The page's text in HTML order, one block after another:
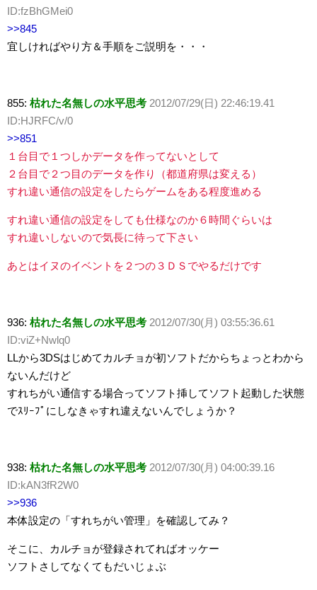
ID:fzBhGMei0
>>845
宜しければやり方＆手順をご説明を・・・
855: 枯れた名無しの水平思考 2012/07/29(日) 22:46:19.41
ID:HJRFC/v/0
>>851
１台目で１つしかデータを作ってないとして
２台目で２つ目のデータを作り（都道府県は変える）
すれ違い通信の設定をしたらゲームをある程度進める
すれ違い通信の設定をしても仕様なのか６時間ぐらいは
すれ違いしないので気長に待って下さい
あとはイヌのイベントを２つの３ＤＳでやるだけです
936: 枯れた名無しの水平思考 2012/07/30(月) 03:55:36.61
ID:viZ+Nwlq0
LLから3DSはじめてカルチョが初ソフトだからちょっとわから
ないんだけど
すれちがい通信する場合ってソフト挿してソフト起動した状態
でｽﾘｰﾌﾟにしなきゃすれ違えないんでしょうか？
938: 枯れた名無しの水平思考 2012/07/30(月) 04:00:39.16
ID:kAN3fR2W0
>>936
本体設定の「すれちがい管理」を確認してみ？
そこに、カルチョが登録されてればオッケー
ソフトさしてなくてもだいじょぶ